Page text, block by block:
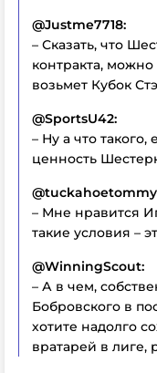
@Justme7718:
– Сказать, что
контракта, можно
возьмет Кубок
@SportsU42:
– Ну а что
ценность
– Мне нравится
такие условия –
@WinningScout:
– А в чем,
Бобровского в
хотите надолго
вратарей в лиге,